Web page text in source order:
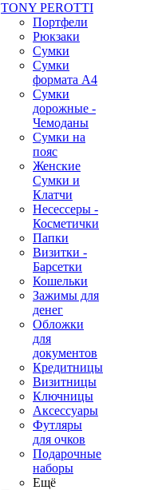
TONY PEROTTI
Портфели
Рюкзаки
Сумки
Сумки
формата А4
Сумки
дорожные -
Чемоданы
Сумки на
пояс
Женские
Сумки и
Клатчи
Несессеры -
Косметички
Папки
Визитки -
Барсетки
Кошельки
Зажимы для
денег
Обложки
для
документов
Кредитницы
Визитницы
Ключницы
Аксессуары
Футляры
для очков
Подарочные
наборы
Ещё